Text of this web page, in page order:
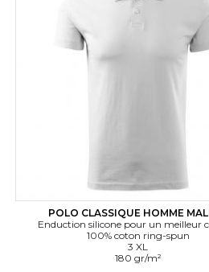
POLO CLASSIQUE HOMME
Enduction silicone pour un meilleur
100% coton ring-spun
3 XL
180 gr/m²